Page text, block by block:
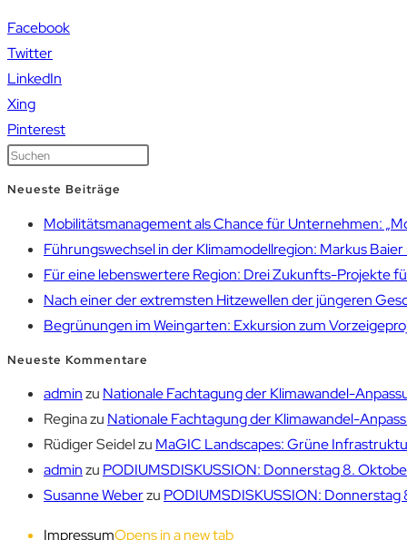
Facebook
Twitter
LinkedIn
Xing
Pinterest
Neueste Beiträge
Mobilitätsmanagement als Chance für Unternehmen:
Führungswechsel in der Klimamodellregion: Markus
Für eine lebenswertere Region: Drei Zukunfts-Projekte
Nach einer der extremsten Hitzewellen der jüngeren
Begrünungen im Weingarten: Exkursion zum
Neueste Kommentare
adminzu Nationale Fachtagung der Klimawandel-
Reginazu Nationale Fachtagung der Klimawandel-
Rüdiger Seidelzu MaGIC Landscapes: Grüne
adminzu PODIUMSDISKUSSION: Donnerstag 8.
Susanne Weberzu PODIUMSDISKUSSION: Donnerstag
ImpressumOpens in a new tab